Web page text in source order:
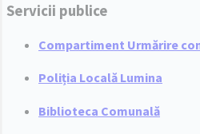
Servicii publice
Compartiment Urmărire
Poliția Locală Lumina
Biblioteca Comunală